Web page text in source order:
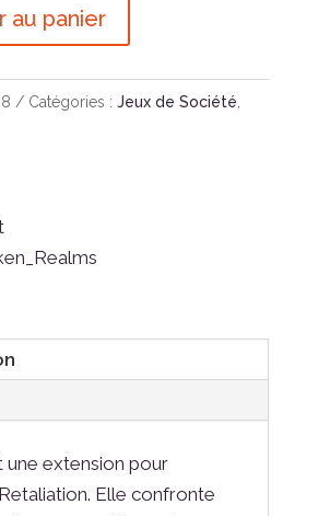
au panier
Catégories : Jeux de Société
une extension pour
Elle confronte